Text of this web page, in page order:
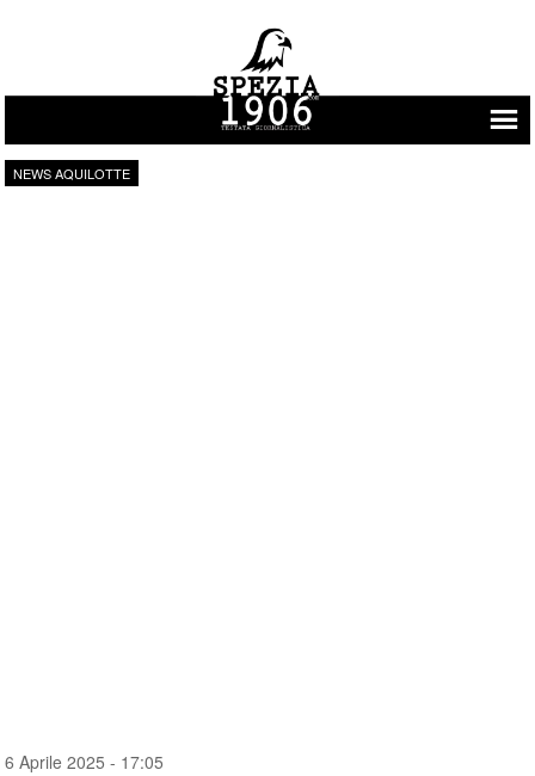
Vai al contenuto
NEWS AQUILOTTE
6 Aprile 2025 - 17:05